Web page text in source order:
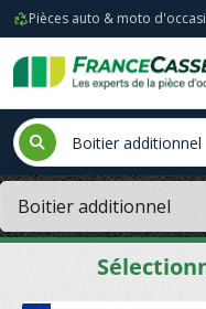
Pièces auto & moto